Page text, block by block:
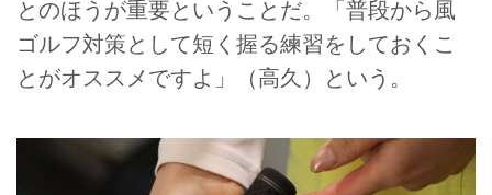
とのほうが重要ということだ。「普段から風
ゴルフ対策として短く握る練習をしておくこ
とがオススメですよ」（高久）という。